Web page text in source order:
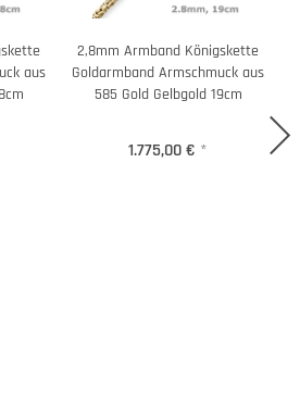
aus
2,8mm Armband Königskette
Goldarmband Armschmuck aus
585 Gold Gelbgold 19cm
1.775,00 € *